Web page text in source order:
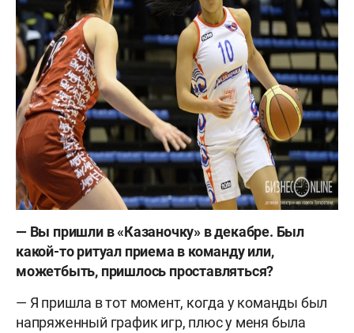
— Вы пришли в «Казаночку» в декабре. Был
какой-то ритуал приема в команду или,
можетбыть, пришлось проставляться?
— Я пришла в тот момент, когда у команды был
напряженный график игр, плюс у меня была